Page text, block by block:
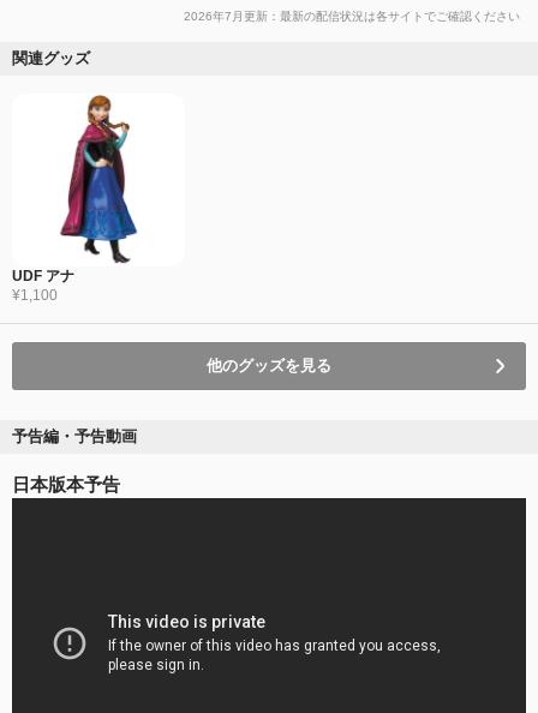
2026年7月更新：最新の配信状況は各サイトでご確認ください
関連グッズ
UDF アナ
¥1,100
他のグッズを見る
予告編・予告動画
日本版本予告